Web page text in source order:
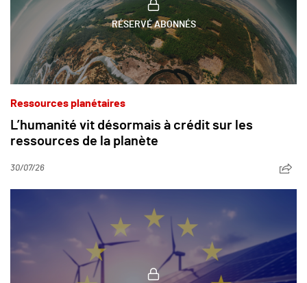
RÉSERVÉ ABONNÉS
Ressources planétaires
L’humanité vit désormais à crédit sur les
ressources de la planète
30/07/26